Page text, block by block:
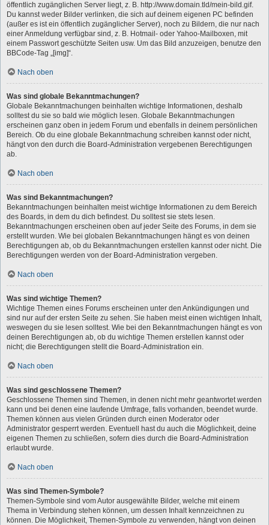
öffentlich zugänglichen Server liegt, z. B. http://www.domain.tld/mein-bild.gif.
Du kannst weder Bilder verlinken, die sich auf deinem eigenen PC befinden
(außer es ist ein öffentlich zugänglicher Server), noch zu Bildern, die nur nach
einer Anmeldung verfügbar sind, z. B. Hotmail- oder Yahoo-Mailboxen, mit
einem Passwort geschützte Seiten usw. Um das Bild anzuzeigen, benutze den
BBCode-Tag „[img]“.
Nach oben
Was sind globale Bekanntmachungen?
Globale Bekanntmachungen beinhalten wichtige Informationen, deshalb
solltest du sie so bald wie möglich lesen. Globale Bekanntmachungen
erscheinen ganz oben in jedem Forum und ebenfalls in deinem persönlichen
Bereich. Ob du eine globale Bekanntmachung schreiben kannst oder nicht,
hängt von den durch die Board-Administration vergebenen Berechtigungen
ab.
Nach oben
Was sind Bekanntmachungen?
Bekanntmachungen beinhalten meist wichtige Informationen zu dem Bereich
des Boards, in dem du dich befindest. Du solltest sie stets lesen.
Bekanntmachungen erscheinen oben auf jeder Seite des Forums, in dem sie
erstellt wurden. Wie bei globalen Bekanntmachungen hängt es von deinen
Berechtigungen ab, ob du Bekanntmachungen erstellen kannst oder nicht. Die
Berechtigungen werden von der Board-Administration vergeben.
Nach oben
Was sind wichtige Themen?
Wichtige Themen eines Forums erscheinen unter den Ankündigungen und
sind nur auf der ersten Seite zu sehen. Sie haben meist einen wichtigen Inhalt,
weswegen du sie lesen solltest. Wie bei den Bekanntmachungen hängt es von
deinen Berechtigungen ab, ob du wichtige Themen erstellen kannst oder
nicht; die Berechtigungen stellt die Board-Administration ein.
Nach oben
Was sind geschlossene Themen?
Geschlossene Themen sind Themen, in denen nicht mehr geantwortet werden
kann und bei denen eine laufende Umfrage, falls vorhanden, beendet wurde.
Themen können aus vielen Gründen durch einen Moderator oder
Administrator gesperrt werden. Eventuell hast du auch die Möglichkeit, deine
eigenen Themen zu schließen, sofern dies durch die Board-Administration
erlaubt wurde.
Nach oben
Was sind Themen-Symbole?
Themen-Symbole sind vom Autor ausgewählte Bilder, welche mit einem
Thema in Verbindung stehen können, um dessen Inhalt kennzeichnen zu
können. Die Möglichkeit, Themen-Symbole zu verwenden, hängt von deinen